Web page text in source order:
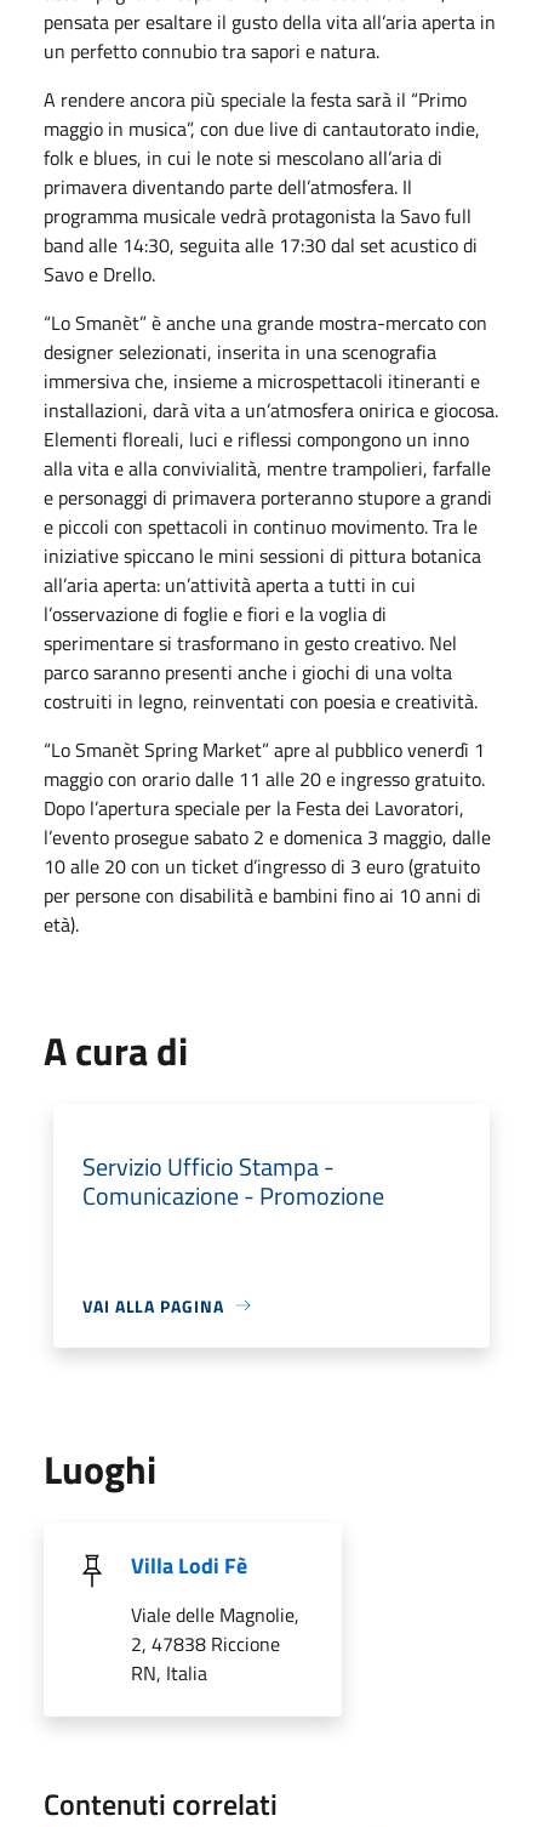
pensata per esaltare il gusto della vita all’aria aperta in
un perfetto connubio tra sapori e natura.
A rendere ancora più speciale la festa sarà il “Primo
maggio in musica”, con due live di cantautorato indie,
folk e blues, in cui le note si mescolano all’aria di
primavera diventando parte dell’atmosfera. Il
programma musicale vedrà protagonista la Savo full
band alle 14:30, seguita alle 17:30 dal set acustico di
Savo e Drello.
“Lo Smanèt” è anche una grande mostra-mercato con
designer selezionati, inserita in una scenografia
immersiva che, insieme a microspettacoli itineranti e
installazioni, darà vita a un’atmosfera onirica e giocosa.
Elementi floreali, luci e riflessi compongono un inno
alla vita e alla convivialità, mentre trampolieri, farfalle
e personaggi di primavera porteranno stupore a grandi
e piccoli con spettacoli in continuo movimento. Tra le
iniziative spiccano le mini sessioni di pittura botanica
all’aria aperta: un’attività aperta a tutti in cui
l’osservazione di foglie e fiori e la voglia di
sperimentare si trasformano in gesto creativo. Nel
parco saranno presenti anche i giochi di una volta
costruiti in legno, reinventati con poesia e creatività.
“Lo Smanèt Spring Market” apre al pubblico venerdì 1
maggio con orario dalle 11 alle 20 e ingresso gratuito.
Dopo l’apertura speciale per la Festa dei Lavoratori,
l’evento prosegue sabato 2 e domenica 3 maggio, dalle
10 alle 20 con un ticket d’ingresso di 3 euro (gratuito
per persone con disabilità e bambini fino ai 10 anni di
età).
A cura di
Servizio Ufficio Stampa -
Comunicazione - Promozione
VAI ALLA PAGINA
Luoghi
Villa Lodi Fè
Viale delle Magnolie,
2, 47838 Riccione
RN, Italia
Contenuti correlati